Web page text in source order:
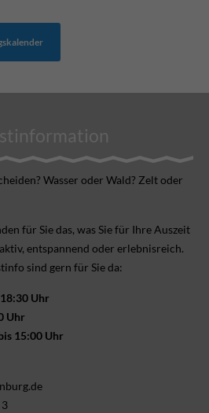
Wasser oder Wald? Zelt oder
für Sie das, was Sie für Ihre Aus­zeit
ent­spannend oder erlebnis­reich.
sind gern für Sie da:
Uhr
Uhr
15:00 Uhr